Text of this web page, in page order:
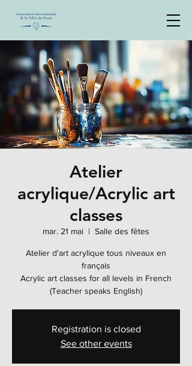
Atelier
acrylique/Acrylic art
classes
mar. 21 mai
  |
Salle des fêtes
Atelier d'art acrylique tous niveaux en
français
Acrylic art classes for all levels in French
(Teacher speaks English)
Registration is closed
See other events